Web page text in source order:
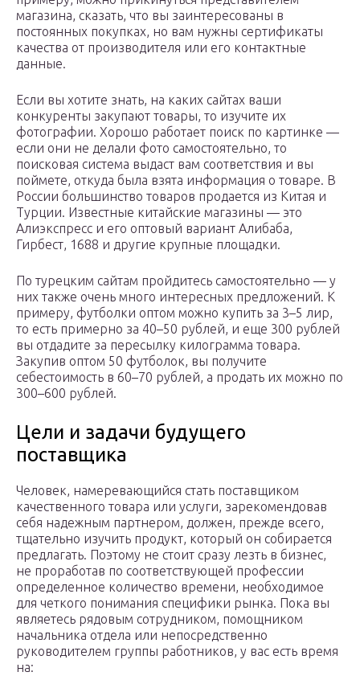
магазина, сказать, что вы заинтересованы в
постоянных покупках, но вам нужны сертификаты
качества от производителя или его контактные
данные.
Если вы хотите знать, на каких сайтах ваши
конкуренты закупают товары, то изучите их
фотографии. Хорошо работает поиск по картинке —
если они не делали фото самостоятельно, то
поисковая система выдаст вам соответствия и вы
поймете, откуда была взята информация о товаре. В
России большинство товаров продается из Китая и
Турции. Известные китайские магазины — это
Алиэкспресс и его оптовый вариант Алибаба,
Гирбест, 1688 и другие крупные площадки.
По турецким сайтам пройдитесь самостоятельно — у
них также очень много интересных предложений. К
примеру, футболки оптом можно купить за 3–5 лир,
то есть примерно за 40–50 рублей, и еще 300 рублей
вы отдадите за пересылку килограмма товара.
Закупив оптом 50 футболок, вы получите
себестоимость в 60–70 рублей, а продать их можно по
300–600 рублей.
Цели и задачи будущего
поставщика
Человек, намеревающийся стать поставщиком
качественного товара или услуги, зарекомендовав
себя надежным партнером, должен, прежде всего,
тщательно изучить продукт, который он собирается
предлагать. Поэтому не стоит сразу лезть в бизнес,
не проработав по соответствующей профессии
определенное количество времени, необходимое
для четкого понимания специфики рынка. Пока вы
являетесь рядовым сотрудником, помощником
начальника отдела или непосредственно
руководителем группы работников, у вас есть время
на: